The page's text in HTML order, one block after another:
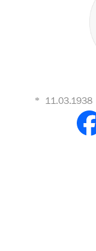
11.03.1938